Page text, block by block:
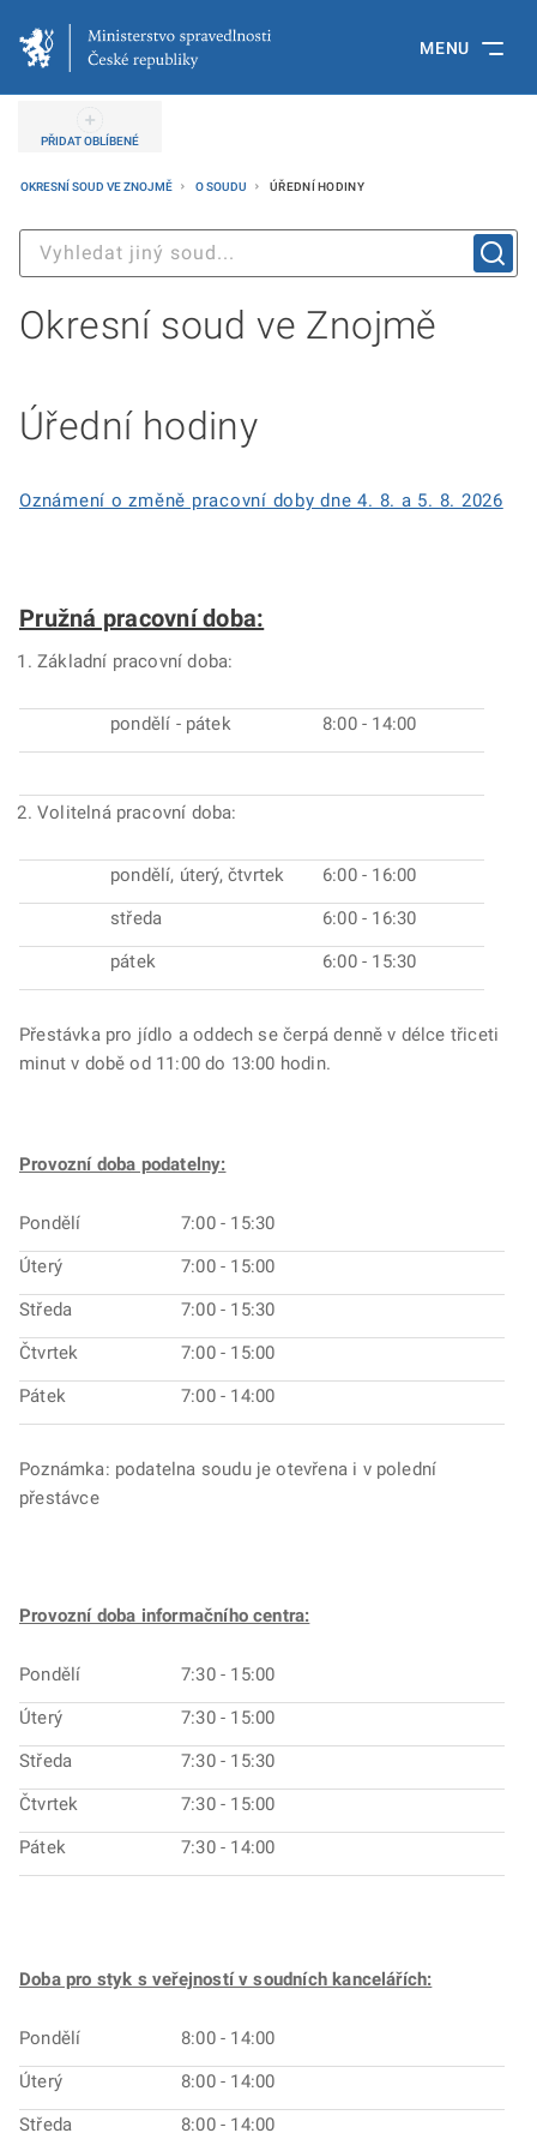
MENU
PŘIDAT OBLÍBENÉ
OKRESNÍ SOUD VE ZNOJMĚ O SOUDU ÚŘEDNÍ HODINY
Okresní soud ve Znojmě
Úřední hodiny
Oznámení o změně pracovní doby dne 4. 8. a 5. 8. 2026
Pružná pracovní doba:
Základní pracovní doba:
pondělí - pátek 8:00 - 14:00
Volitelná pracovní doba:
pondělí, úterý, čtvrtek
6:00 - 16:00
středa
6:00 - 16:30
pátek
6:00 - 15:30
Přestávka pro jídlo a oddech se čerpá denně v délce třiceti
minut v době od 11:00 do 13:00 hodin.
Provozní doba podatelny:
Pondělí
7:00 - 15:30
Úterý
7:00 - 15:00
Středa
7:00 - 15:30
Čtvrtek
7:00 - 15:00
Pátek
7:00 - 14:00
Poznámka: podatelna soudu je otevřena i v polední
přestávce
Provozní doba informačního centra:
Pondělí
7:30 - 15:00
Úterý
7:30 - 15:00
Středa
7:30 - 15:30
Čtvrtek
7:30 - 15:00
Pátek
7:30 - 14:00
Doba pro styk s veřejností v soudních kancelářích:
Pondělí
8:00 - 14:00
Úterý
8:00 - 14:00
Středa
8:00 - 14:00